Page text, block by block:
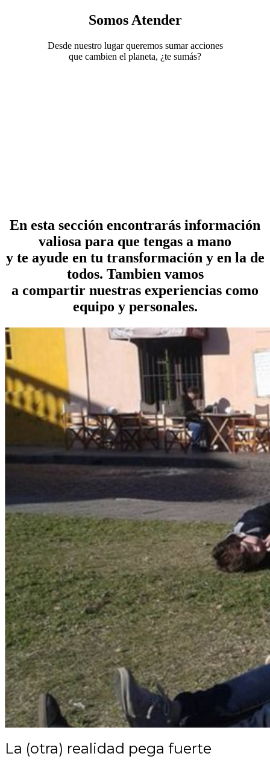
Somos Atender
Desde nuestro lugar queremos sumar acciones
que cambien el planeta, ¿te sumás?
En esta sección encontrarás información
valiosa para que tengas a mano
y te ayude en tu transformación y en la de
todos. Tambien vamos
a compartir nuestras experiencias como
equipo y personales.
La (otra) realidad pega fuerte